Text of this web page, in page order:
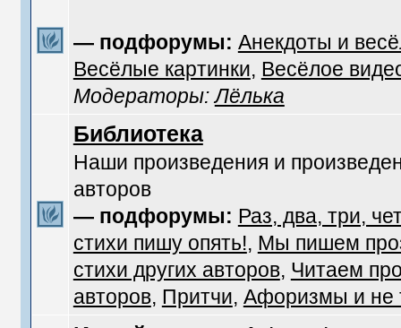
— подфорумы: Анекдоты и
Весёлые картинки, Весёлое
Модераторы:Лёлька
Библиотека
Наши произведения и
авторов
— подфорумы: Раз, два, три,
стихи пишу опять!, Мы пишем
стихи других авторов, Читаем
авторов, Притчи, Афоризмы и не